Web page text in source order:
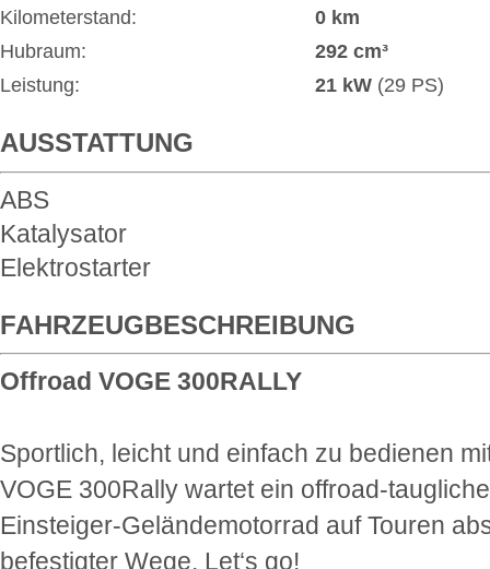
Kilometerstand:
0 km
Hubraum:
292 cm³
Leistung:
21 kW (29 PS)
AUSSTATTUNG
ABS
Katalysator
Elektrostarter
FAHRZEUGBESCHREIBUNG
Offroad VOGE 300RALLY
Sportlich, leicht und einfach zu bedienen
VOGE 300Rally wartet ein offroad-
Einsteiger-Geländemotorrad auf Touren
befestigter Wege. Let‘s go!